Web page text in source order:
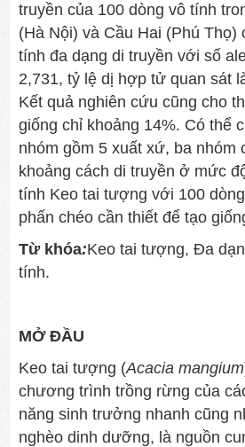
truyền của 100 dòng vô tính
(Hà Nội) và Cầu Hai (Phú
tính đa dạng di truyền với số
2,731, tỷ lệ dị hợp tử quan sát
Kết quả nghiên cứu cũng cho
giống chỉ khoảng 14%. Có thể
nhóm gồm 5 xuất xứ, ba
khoảng cách di truyền ở mức
tính Keo tai tượng với 100
phấn chéo cần thiết để tạo
Từ khóa:Keo tai tượng, Đa
tính.
MỞ ĐẦU
Keo tai tượng (Acacia mangium
chương trình trồng rừng của
năng sinh trưởng nhanh cũng
nghèo dinh dưỡng, là nguồn